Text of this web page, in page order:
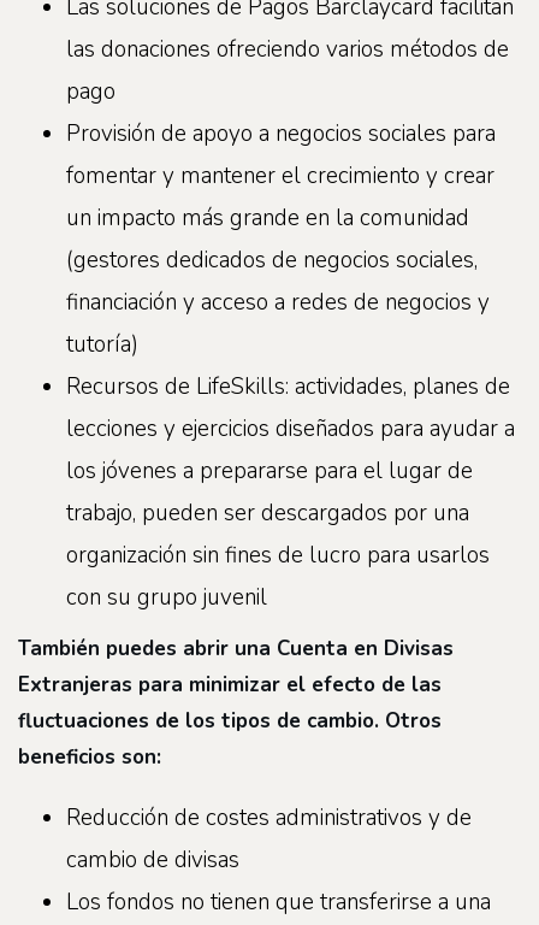
Las soluciones de Pagos Barclaycard facilitan
las donaciones ofreciendo varios métodos de
pago
Provisión de apoyo a negocios sociales para
fomentar y mantener el crecimiento y crear
un impacto más grande en la comunidad
(gestores dedicados de negocios sociales,
financiación y acceso a redes de negocios y
tutoría)
Recursos de LifeSkills: actividades, planes de
lecciones y ejercicios diseñados para ayudar a
los jóvenes a prepararse para el lugar de
trabajo, pueden ser descargados por una
organización sin fines de lucro para usarlos
con su grupo juvenil
También puedes abrir una Cuenta en Divisas
Extranjeras para minimizar el efecto de las
fluctuaciones de los tipos de cambio. Otros
beneficios son:
Reducción de costes administrativos y de
cambio de divisas
Los fondos no tienen que transferirse a una